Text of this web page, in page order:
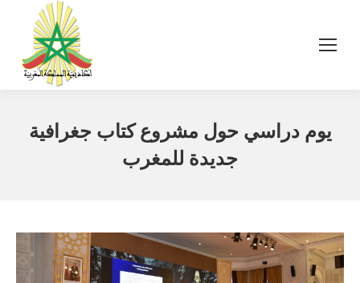
يوم دراسي حول مشروع كتاب جغرافية
جديدة للمغرب